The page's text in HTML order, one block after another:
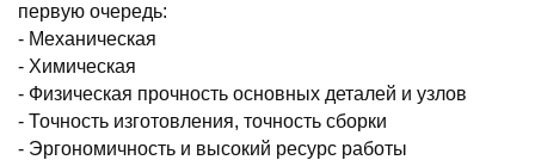
первую очередь:
- Механическая
- Химическая
- Физическая прочность основных деталей и узлов
- Точность изготовления, точность сборки
- Эргономичность и высокий ресурс работы